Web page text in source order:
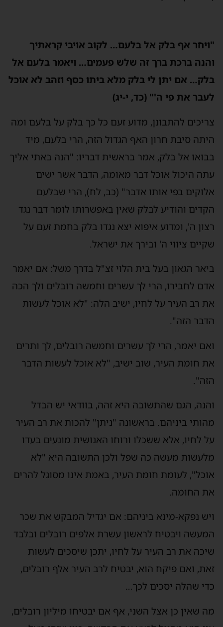
"ויחר אף בלק אל בלעם… לקוב אויבי קראתיך
והנה ברכת ברך זה שלש פעמים… ויאמר בלעם אל
בלק… אם יתן לי בלק מלא ביתו כסף וזהב לא אוכל
לעבר את פי ה'" (כד, י-יג)
צריכים להתבונן, מדוע זעם כל כך בלק על בלעם ומה
היתה סיבת חרון האף הגדול הזה, הרי בלעם, מיד
בבואו אל בלק, אמר בראשית דבריו: "הנה באתי אליך
עתה היכול אוכל דבר מאומה, הדבר אשר ישים
אלוקים בפי אותו אדבר" (כב, לח), הרי שבלעם
הקדים והודיע לבלק שאין באפשרותו לומר דבר נגד
רצון ה', ומדוע איפוא יצא נגדו בלק בחמת זעם על
שקיים ציווי ה' ובירך את ישראל.
ביאר הגאון בעל בית הלוי זצ"ל בדרך משל: אם יאמר
אדם לחבירו, הרי לך עשרים וחמשה רובלים ולך הכה
את רב העיר על לחיו, ישיב הלה: "לא אוכל לעשות
הדבר הזה".
ואם יאמר, הרי לך עשרים וחמשה רובלים, לך ותרים
את חומת העיר, שוב ישיב, "לא אוכל לעשות הדבר
הזה".
והנה, הגם שהתשובה היא זהה, בוודאי יש הבדל
מהותי ביניהם. בראשונה "ניתן" להכות את רב העיר
על לחיו, אלא ששכלו ורוחו האנושית מונעים בעדו
מלעשות מעשה כה שפל ולכן התשובה היא "לא
אוכל", לעומת חומת העיר, באמת אינו מסוגל להרים
את החומה.
ויש נפקא-מינא ביניהם: אם יגדיל המבקש את שכר
המעשה ויבטיח לראשון עשרת אלפים רובלים ובלבד
שיכה את רב העיר על לחיו, יתכן שיסכים לעשות
זאת, ואם פיקח הוא, יבטיח לרב העיר אלף רובלים,
כדי שהלה יסכים לכך…
מה שאין כן אצל השני, אף אם יבטיחו מיליון רובלים,